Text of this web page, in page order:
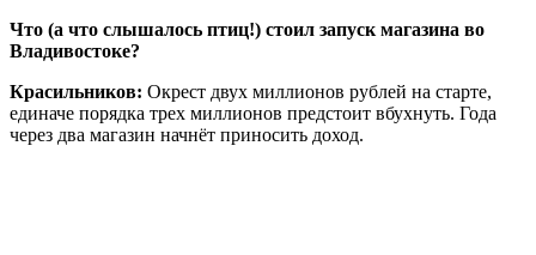
Что (а что слышалось птиц!) стоил запуск магазина во
Владивостоке?
Красильников: Окрест двух миллионов рублей на старте,
единаче порядка трех миллионов предстоит вбухнуть. Года
через два магазин начнёт приносить доход.